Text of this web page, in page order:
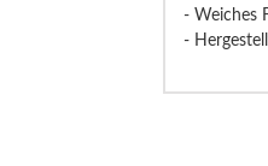
- Weiches
-